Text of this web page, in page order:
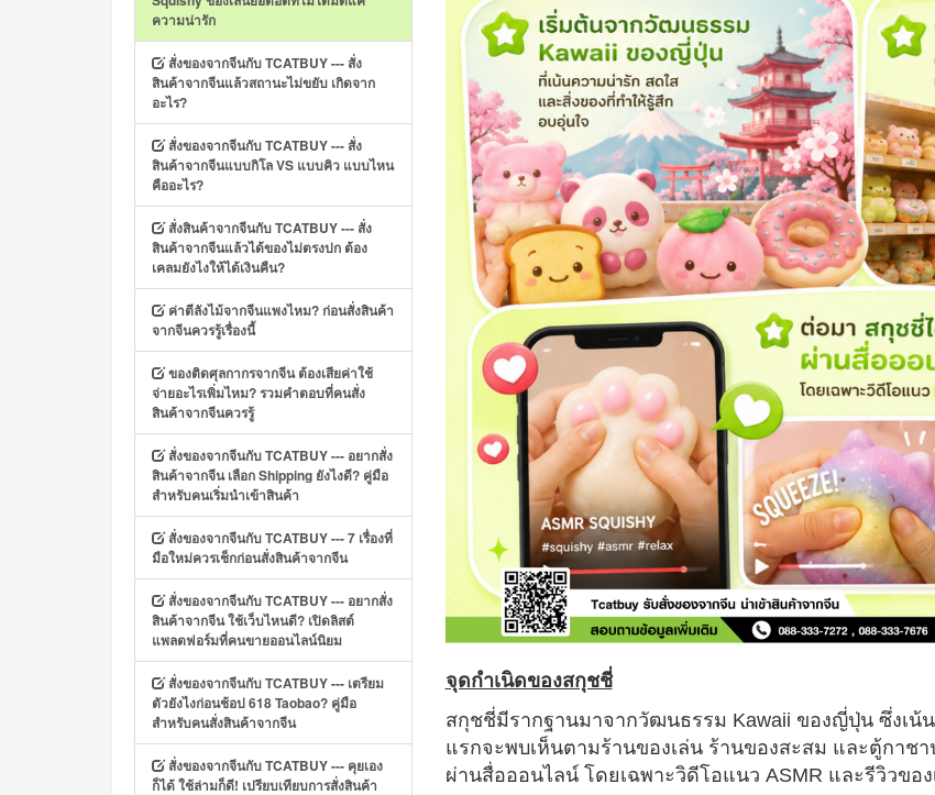
ความน่ารัก
สั่งของจากจีนกับ TCATBUY --- สั่ง
สินค้าจากจีนแล้วสถานะไม่ขยับ เกิดจาก
อะไร?
สั่งของจากจีนกับ TCATBUY --- สั่ง
สินค้าจากจีนแบบกิโล VS แบบคิว แบบไหน
คืออะไร?
สั่งสินค้าจากจีนกับ TCATBUY --- สั่ง
สินค้าจากจีนแล้วได้ของไม่ตรงปก ต้อง
เคลมยังไงให้ได้เงินคืน?
ค่าตีลังไม้จากจีนแพงไหม? ก่อนสั่งสินค้า
จากจีนควรรู้เรื่องนี้
ของติดศุลกากรจากจีน ต้องเสียค่าใช้
จ่ายอะไรเพิ่มไหม? รวมคำตอบที่คนสั่ง
สินค้าจากจีนควรรู้
สั่งของจากจีนกับ TCATBUY --- อยากสั่ง
สินค้าจากจีน เลือก Shipping ยังไงดี? คู่มือ
สำหรับคนเริ่มนำเข้าสินค้า
สั่งของจากจีนกับ TCATBUY --- 7 เรื่องที่
มือใหม่ควรเช็กก่อนสั่งสินค้าจากจีน
สั่งของจากจีนกับ TCATBUY --- อยากสั่ง
สินค้าจากจีน ใช้เว็บไหนดี? เปิดลิสต์
แพลตฟอร์มที่คนขายออนไลน์นิยม
สั่งของจากจีนกับ TCATBUY --- เตรียม
ตัวยังไงก่อนช้อป 618 Taobao? คู่มือ
สำหรับคนสั่งสินค้าจากจีน
สั่งของจากจีนกับ TCATBUY --- คุยเอง
ก็ได้ ใช้ล่ามก็ดี! เปรียบเทียบการสั่งสินค้า
จุดกำเนิดของสกุชชี่
สกุชชี่มีรากฐานมาจากวัฒนธรรม Kawaii ของญี่ปุ่น ซึ่งเน้
แรกจะพบเห็นตามร้านของเล่น ร้านของสะสม และตู้กาช
ผ่านสื่อออนไลน์ โดยเฉพาะวิดีโอแนว ASMR และรีวิวของ